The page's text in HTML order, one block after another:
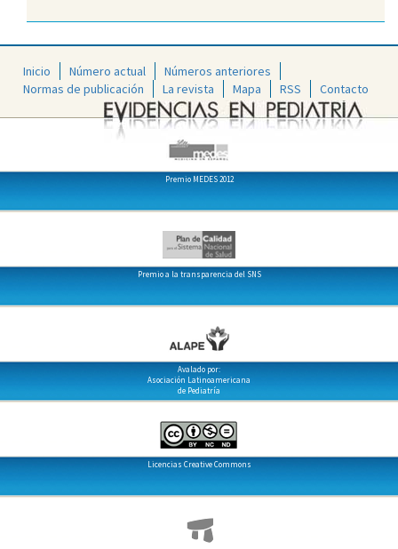
Inicio Número actual
Números anteriores
Normas de publicación
La revista Mapa RSS Contacto
Premio MEDES 2012
Premio a la transparencia del SNS
Avalado por:
Asociación Latinoamericana
de Pediatría
Licencias Creative Commons